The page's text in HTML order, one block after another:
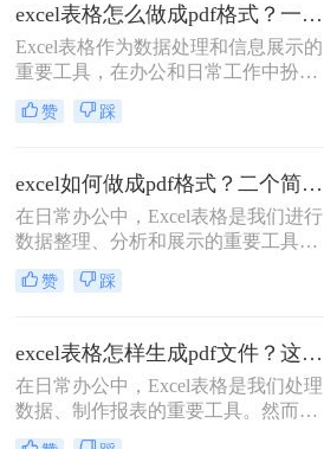
成pdf呢？本文将介绍三种将表格转换
为PDF的方法，帮助您轻松实现这一
目标。
excel表格怎么做成pdf格式？一分钟教会你三个方法！
Excel表格作为数据处理和信息展示的
重要工具，在办公和日常工作中扮演
着举足轻重的角色。然而，有时我们
需要将Excel表格转换为PDF格式，以
式能够保持文档的原貌，确保在不同
平台和设备上呈现一致的效果。那么
excel表格怎么做成pdf格式呢？本文将
介绍三种将Excel表格转换为PDF格式
的实用方法，帮助您轻松实现这一需
求。
赞 踩
excel如何做成pdf格式？二个简单的方法教大家！
在日常办公中，Excel表格是我们进行
数据整理、分析和展示的重要工具。
然而，有时候我们需要将Excel表格转
换成PDF格式，以便于在不同的设备
PDF格式能够保持文档的原貌，不会
因软件版本或操作系统不同而导致格
式变化，这使得它成为了一种理想的
文件转换格式。本文将详细介绍excel
如何做成pdf格式，并分享一些实用技
赞 踩
excel表格怎样生成pdf文件？这三种方法教你轻松转换！
在日常办公中，Excel表格是我们处理
数据、制作报表的重要工具。然而，
有时我们需要将Excel表格以PDF格式